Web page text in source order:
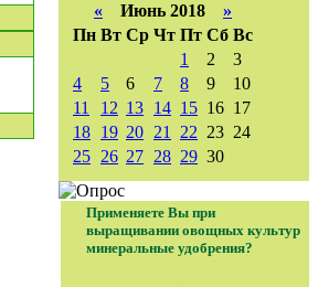
« Июнь 2018 »
Пн Вт Ср Чт Пт Сб Вс
1
2
3
4
5 6 7 8 9
10
11
12 13 14 15 16 17
18 19 20 21 22 23 24
25 26 27 28 29 30
Применяете Вы при
выращивании овощных культур
минеральные удобрения?